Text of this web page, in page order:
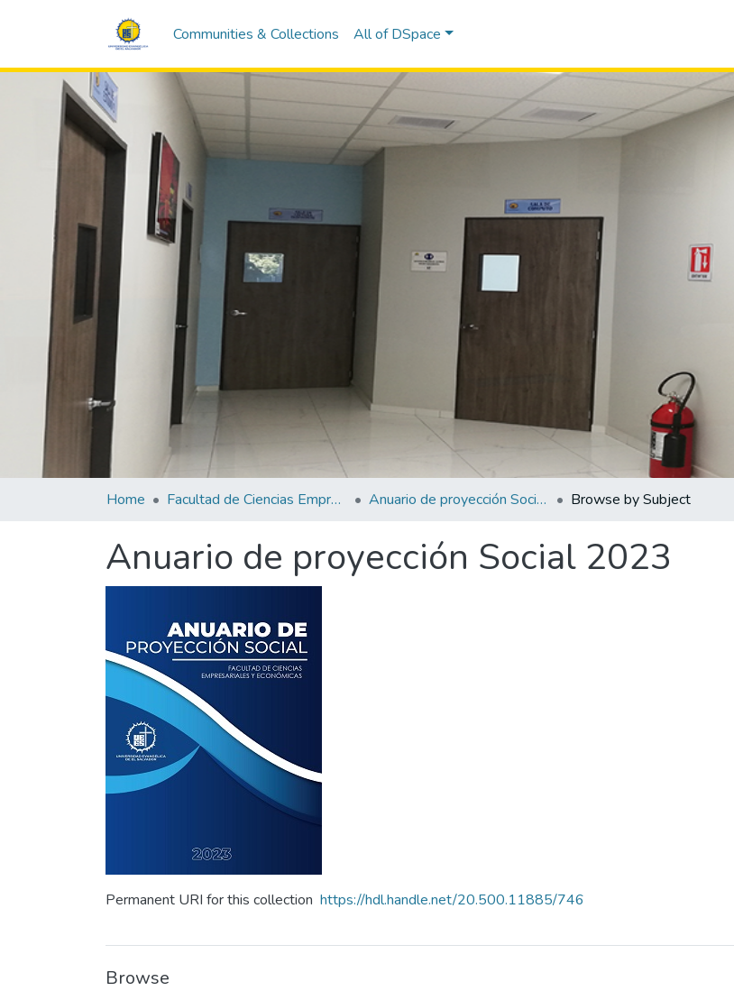
Communities & Collections All of DSpace
Home Facultad de Ciencias Empresariales Anuario de proyección Social 2023 Browse by Subject
Anuario de proyección Social 2023
Permanent URI for this collection https://hdl.handle.net/20.500.11885/746
Browse